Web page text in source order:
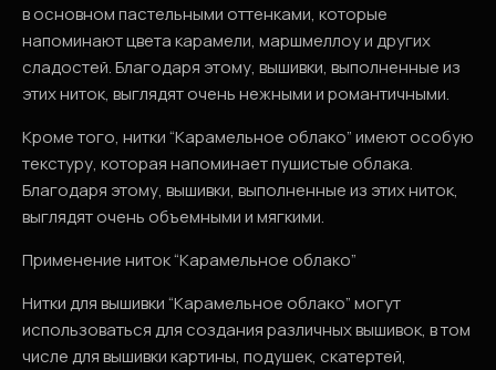
в основном пастельными оттенками, которые
напоминают цвета карамели, маршмеллоу и других
сладостей. Благодаря этому, вышивки, выполненные из
этих ниток, выглядят очень нежными и романтичными.
Кроме того, нитки “Карамельное облако” имеют особую
текстуру, которая напоминает пушистые облака.
Благодаря этому, вышивки, выполненные из этих ниток,
выглядят очень объемными и мягкими.
Применение ниток “Карамельное облако”
Нитки для вышивки “Карамельное облако” могут
использоваться для создания различных вышивок, в том
числе для вышивки картины, подушек, скатертей,